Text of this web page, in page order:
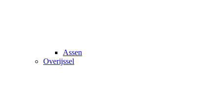
Assen
Overijssel